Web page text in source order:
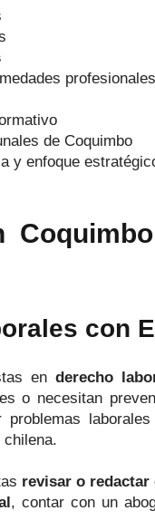
profesionales
de Coquimbo
y enfoque
con
en derecho
o necesitan
revisar o
, contar con un